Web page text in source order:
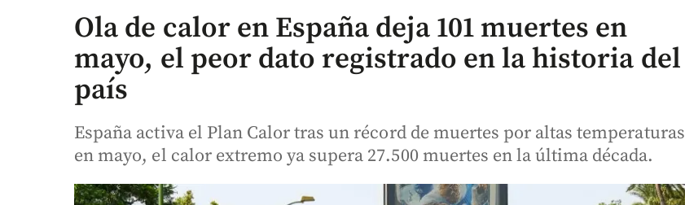
Ola de calor en España deja 101 muertes en
mayo, el peor dato registrado en la historia del
país
España activa el Plan Calor tras un récord de muertes por altas temperaturas
en mayo, el calor extremo ya supera 27.500 muertes en la última década.